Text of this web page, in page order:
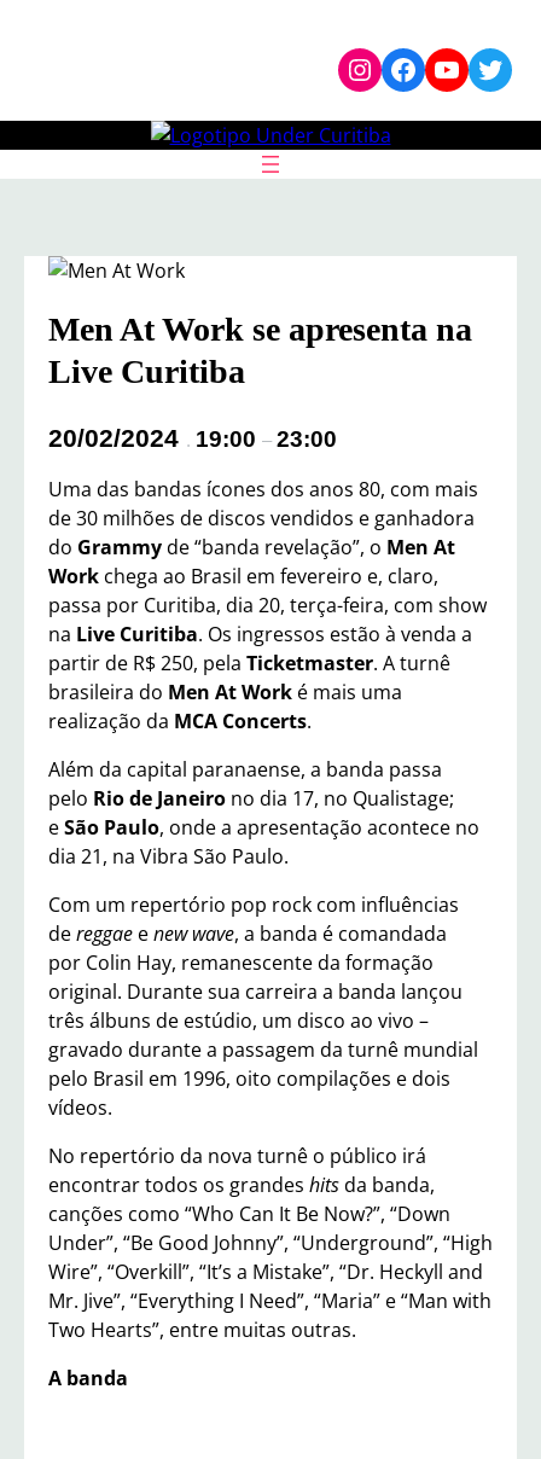
conteúdo
Instagram
Facebook
Men At Work se apresenta na
Live Curitiba
20/02/2024 . 19:00 – 23:00
Uma das bandas ícones dos anos 80, com mais
de 30 milhões de discos vendidos e ganhadora
do Grammyde “banda revelação”, o Men At
Work chega ao Brasil em fevereiro e, claro,
passa por Curitiba, dia 20, terça-feira, com show
na Live Curitiba. Os ingressos estão à venda a
partir de R$ 250, pela Ticketmaster. A turnê
brasileira do Men At Work é mais uma
realização da MCA Concerts.
Além da capital paranaense, a banda passa
pelo Rio de Janeiro no dia 17, no Qualistage;
eSão Paulo, onde a apresentação acontece no
dia 21, na Vibra São Paulo.
Com um repertório pop rock com influências
dereggae enew wave, a banda é comandada
por Colin Hay, remanescente da formação
original. Durante sua carreira a banda lançou
três álbuns de estúdio, um disco ao vivo –
gravado durante a passagem da turnê mundial
pelo Brasil em 1996, oito compilações e dois
vídeos.
No repertório da nova turnê o público irá
encontrar todos os grandes hitsda banda,
canções como “Who Can It Be Now?”, “Down
Under”, “Be Good Johnny”, “Underground”, “High
Wire”, “Overkill”, “It’s a Mistake”, “Dr. Heckyll and
Mr. Jive”, “Everything I Need”, “Maria” e “Man with
Two Hearts”, entre muitas outras.
A banda